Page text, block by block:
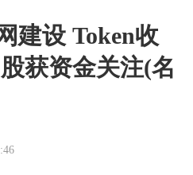
建设 Token收
获资金关注(名